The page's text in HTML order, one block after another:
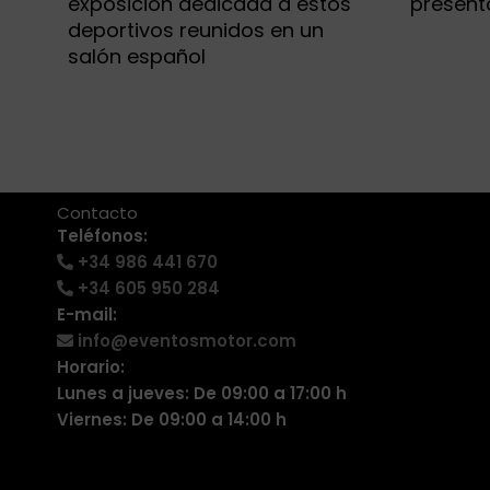
deportivos reunidos en un
salón español
Contacto
Teléfonos:
+34 986 441 670
+34 605 950 284
E-mail:
info@eventosmotor.com
Horario:
Lunes a jueves: De 09:00 a 17:00 h
Viernes: De 09:00 a 14:00 h